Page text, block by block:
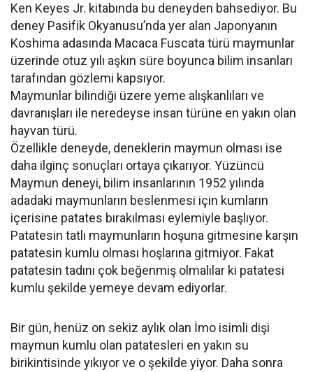
Ken Keyes Jr. kitabında bu deneyden bahsediyor. Bu
deney Pasifik Okyanusu’nda yer alan Japonyanın
Koshima adasında Macaca Fuscata türü maymunlar
üzerinde otuz yılı aşkın süre boyunca bilim insanları
tarafından gözlemi kapsıyor.
Maymunlar bilindiği üzere yeme alışkanlıları ve
davranışları ile neredeyse insan türüne en yakın olan
hayvan türü.
Özellikle deneyde, deneklerin maymun olması ise
daha ilginç sonuçları ortaya çıkarıyor. Yüzüncü
Maymun deneyi, bilim insanlarının 1952 yılında
adadaki maymunların beslenmesi için kumların
içerisine patates bırakılması eylemiyle başlıyor.
Patatesin tatlı maymunların hoşuna gitmesine karşın
patatesin kumlu olması hoşlarına gitmiyor. Fakat
patatesin tadını çok beğenmiş olmalılar ki patatesi
kumlu şekilde yemeye devam ediyorlar.
Bir gün, henüz on sekiz aylık olan İmo isimli dişi
maymun kumlu olan patatesleri en yakın su
birikintisinde yıkıyor ve o şekilde yiyor. Daha sonra